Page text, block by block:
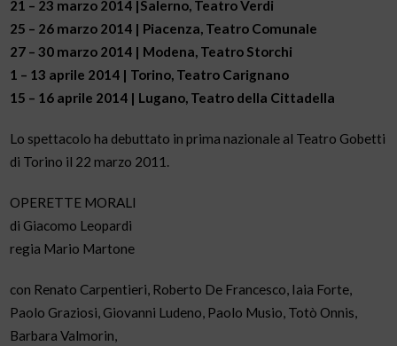
21 – 23 marzo 2014 |Salerno, Teatro Verdi
25 – 26 marzo 2014 | Piacenza, Teatro Comunale
27 – 30 marzo 2014 | Modena, Teatro Storchi
1 – 13 aprile 2014 | Torino, Teatro Carignano
15 – 16 aprile 2014 | Lugano, Teatro della Cittadella
Lo spettacolo ha debuttato in prima nazionale al Teatro Gobetti
di Torino il 22 marzo 2011.
OPERETTE MORALI
di Giacomo Leopardi
regia Mario Martone
con Renato Carpentieri, Roberto De Francesco, Iaia Forte,
Paolo Graziosi, Giovanni Ludeno, Paolo Musio, Totò Onnis,
Barbara Valmorin,